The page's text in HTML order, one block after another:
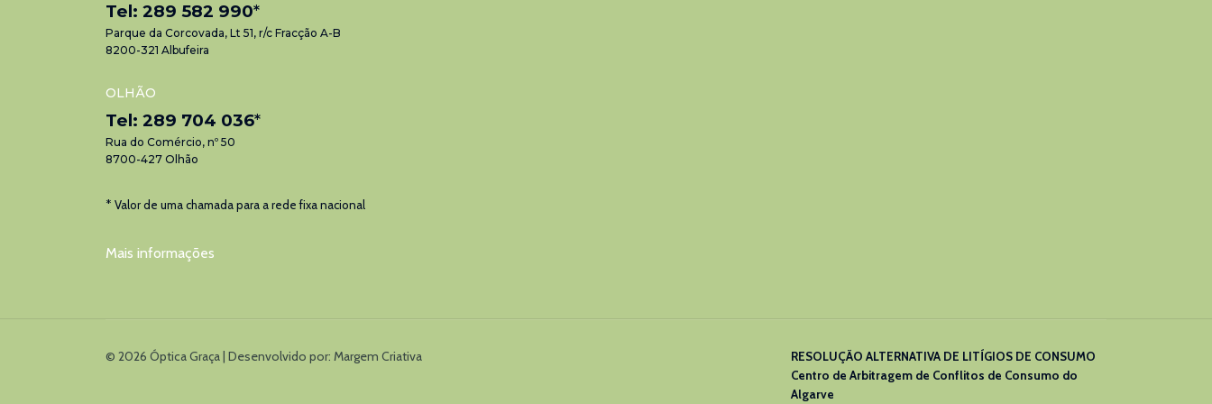
Tel: 289 582 990*
Parque da Corcovada, Lt 51, r/c Fracção A-B
8200-321 Albufeira
OLHÃO
Tel: 289 704 036*
Rua do Comércio, nº 50
8700-427 Olhão
* Valor de uma chamada para a rede fixa nacional
Mais informações
© 2026 Óptica Graça | Desenvolvido por: Margem Criativa
RESOLUÇÃO ALTERNATIVA DE LITÍGIOS DE CONSUMO
Centro de Arbitragem de Conflitos de Consumo do
Algarve